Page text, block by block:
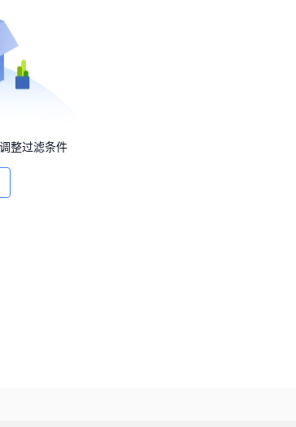
整过滤条件